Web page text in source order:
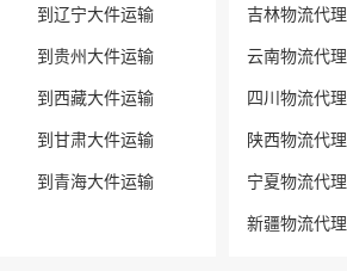
到辽宁大件运输
到贵州大件运输
到西藏大件运输
到甘肃大件运输
到青海大件运输
吉林物流代理
云南物流代理
四川物流代理
陕西物流代理
宁夏物流代理
新疆物流代理